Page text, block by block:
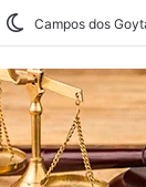
Campos dos